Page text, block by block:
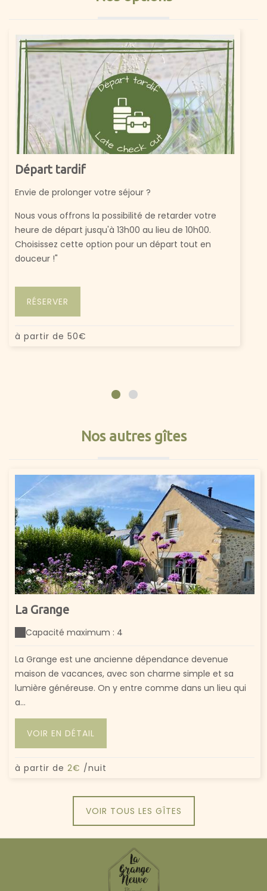
Départ tardif
Envie de prolonger votre séjour ?
Nous vous offrons la possibilité de retarder votre
heure de départ jusqu'à 13h00 au lieu de 10h00.
Choisissez cette option pour un départ tout en
douceur !"
RÉSERVER
à partir de 50€
Nos autres gîtes
La Grange
Capacité maximum : 4
La Grange est une ancienne dépendance devenue
maison de vacances, avec son charme simple et sa
lumière généreuse. On y entre comme dans un lieu qui
a...
VOIR EN DÉTAIL
à partir de 2€ /nuit
VOIR TOUS LES GÎTES